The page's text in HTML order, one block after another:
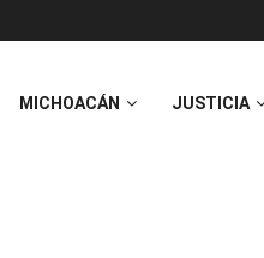
MICHOACÁN JUSTICIA